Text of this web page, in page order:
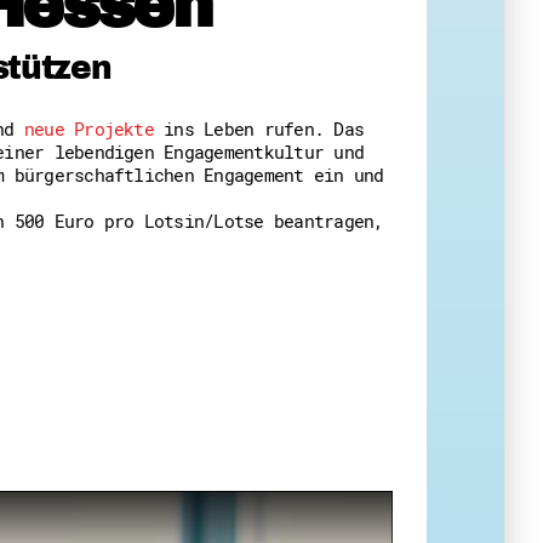
neue Projekteins Leben rufen. Das
lebendigen Engagementkultur und
Engagement ein und
500 Euro pro Lotsin/Lotse beantragen,